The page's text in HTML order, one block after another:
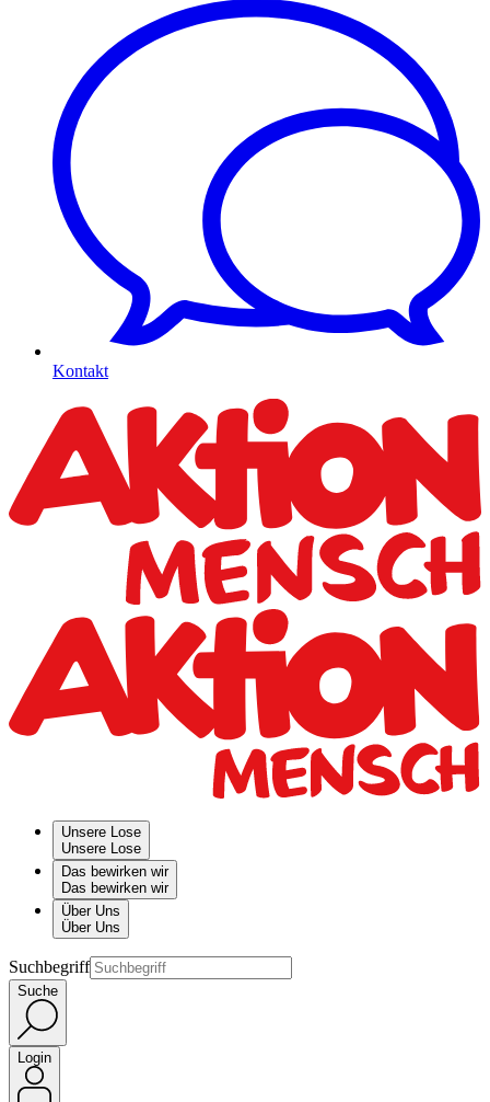
Kontakt
Unsere Lose
Unsere Lose
Das bewirken wir
Das bewirken wir
Über Uns
Über Uns
Suchbegriff
Suche
Login